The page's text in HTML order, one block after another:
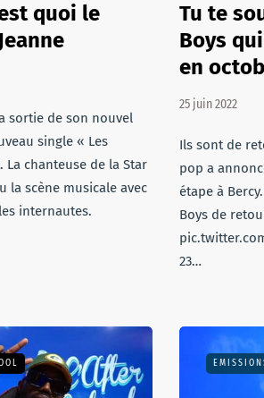
quoi le
sortie de son nouvel
single « Les
chanteuse de la Star
la scène musicale avec
internautes.
Tu te
Boys
en
25 juin 2022
Ils sont de
pop a
étape à
Boys de
23…